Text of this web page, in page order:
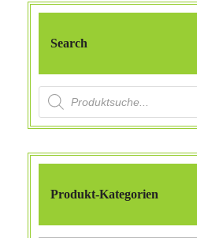
Search
Products search
Produkt-Kategorien